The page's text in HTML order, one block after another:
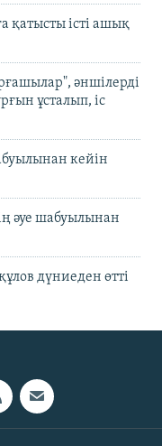
қатысты істі ашық
әншілерді
ұсталып, іс
кейін
әуе шабуылынан
дүниеден өтті